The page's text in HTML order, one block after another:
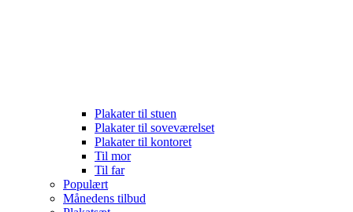
Plakater til stuen
Plakater til soveværelset
Plakater til kontoret
Til mor
Til far
Populært
Månedens tilbud